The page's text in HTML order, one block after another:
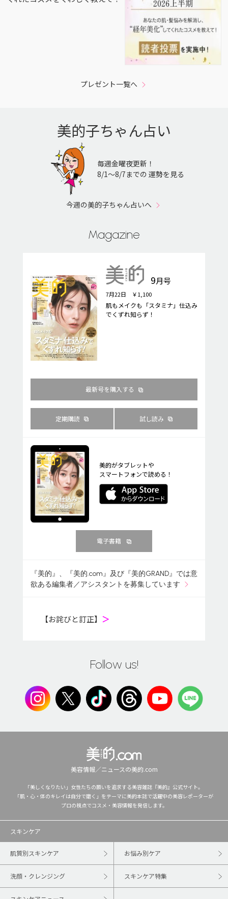
プレゼント一覧へ
美的子ちゃん占い
毎週金曜夜更新！
8/1〜8/7までの 運勢を見る
今週の美的子ちゃん占いへ
Magazine
9月号
7月22日 ￥1,100
肌もメイクも「スタミナ」仕込み
でくずれ知らず！
最新号を購入する
定期購読 試し読み
美的がタブレットや
スマートフォンで読める！
電子書籍
『美的』、『美的.com』及び『美的GRAND』では意
欲ある編集者／アシスタントを募集しています
【お詫びと訂正】 ＞
Follow us!
美容情報／ニュースの美的.com
「美しくなりたい」女性たちの願いを追求する美容雑誌『美的』公式サイト。
「肌・心・体のキレイは自分で磨く」をテーマに美的本誌で活躍中の美容レポーターが
プロの視点でコスメ・美容情報を発信します。
スキンケア
肌質別スキンケア お悩み別ケア
洗顔・クレンジング スキンケア特集